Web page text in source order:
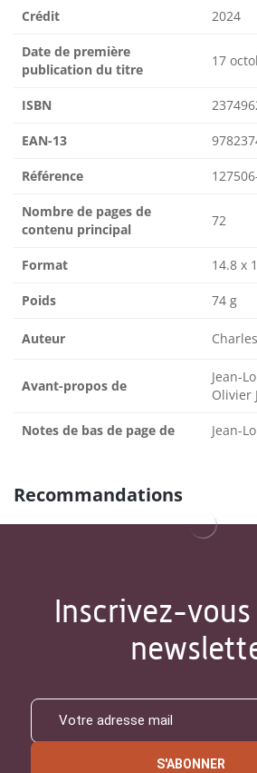
Crédit 2024
Date de première
publication du titre
17
ISBN
EAN-13
Référence
Nombre de pages de
contenu principal
72
Format 14.8 x
Poids 74 g
Auteur
Avant-propos de
Jean-
Olivier
Notes de bas de page de Jean-
Recommandations
Inscrivez-
S'ABONNER